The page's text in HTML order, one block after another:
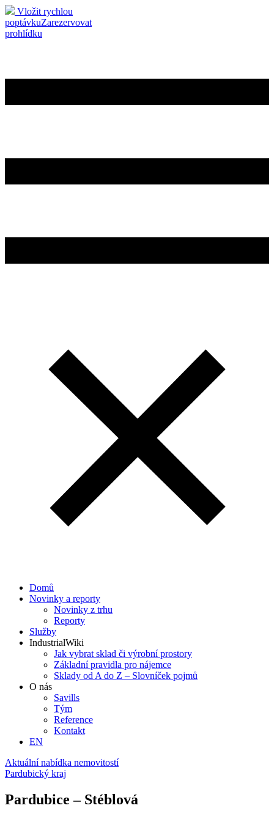
Vložit rychlou
poptávkuZarezervovat
prohlídku
Domů
Novinky a reporty
Novinky z trhu
Reporty
Služby
IndustrialWiki
Jak vybrat sklad či výrobní prostory
Základní pravidla pro nájemce
Sklady od A do Z – Slovníček pojmů
O nás
Savills
Tým
Reference
Kontakt​
EN
Aktuální nabídka nemovitostí
Pardubický kraj
Pardubice – Stéblová